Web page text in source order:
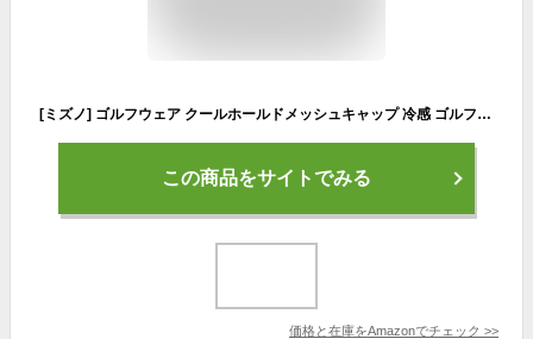
[ミズノ] ゴルフウェア クールホールドメッシュキャップ 冷感 ゴルフ キャップ E2MWA002 メンズ ネイビー フリー
この商品をサイトでみる
価格と在庫をAmazonでチェック >>